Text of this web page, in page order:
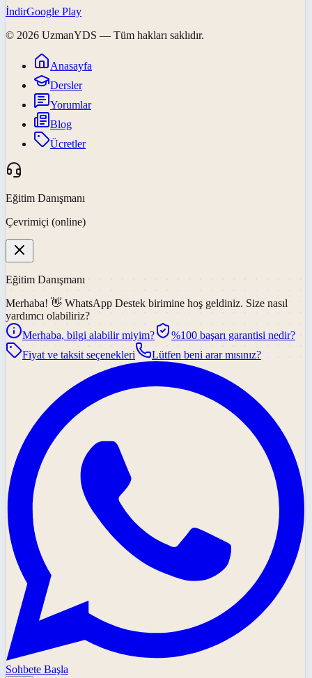
İndirGoogle Play
© 2026 UzmanYDS — Tüm hakları saklıdır.
Anasayfa
Dersler
Yorumlar
Blog
Ücretler
Eğitim Danışmanı
Çevrimiçi (online)
Eğitim Danışmanı
Merhaba! 👋 WhatsApp Destek birimine hoş geldiniz. Size nasıl
yardımcı olabiliriz?
Merhaba, bilgi alabilir miyim?
%100 başarı garantisi nedir?
Fiyat ve taksit seçenekleri
Lütfen beni arar mısınız?
Sohbete Başla